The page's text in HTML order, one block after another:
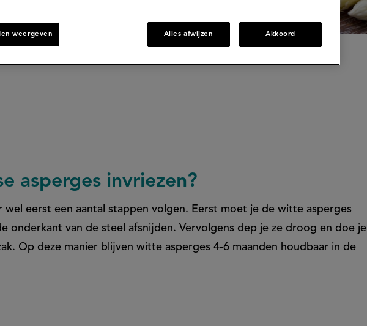
asperges invriezen?
wel eerst een aantal stappen volgen. Eerst moet je de witte asperges
onderkant van de steel afsnijden. Vervolgens dep je ze droog en doe je
Op deze manier blijven witte asperges 4-6 maanden houdbaar in de
weergeven Alles afwijzen Akkoord